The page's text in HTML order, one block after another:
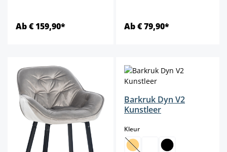
Ab € 159,90* Ab € 79,90*
Barkruk Dyn V2
Kunstleer
Kleurselect